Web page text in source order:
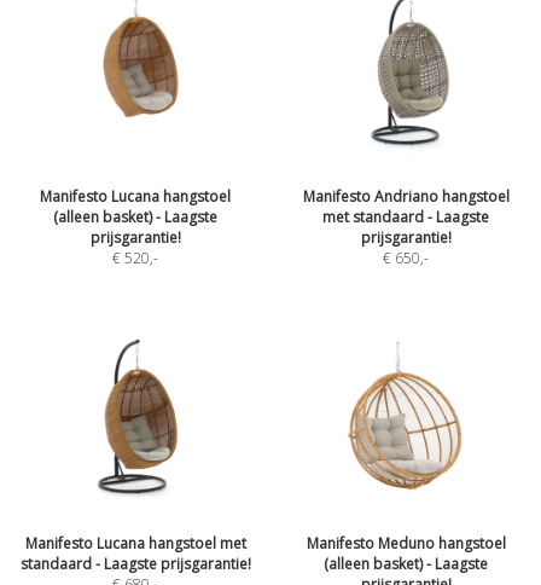
Manifesto Lucana hangstoel
(alleen basket) - Laagste
prijsgarantie!
€ 520,-
Manifesto Andriano hangstoel
met standaard - Laagste
prijsgarantie!
€ 650,-
Manifesto Lucana hangstoel met
standaard - Laagste prijsgarantie!
Manifesto Meduno hangstoel
(alleen basket) - Laagste